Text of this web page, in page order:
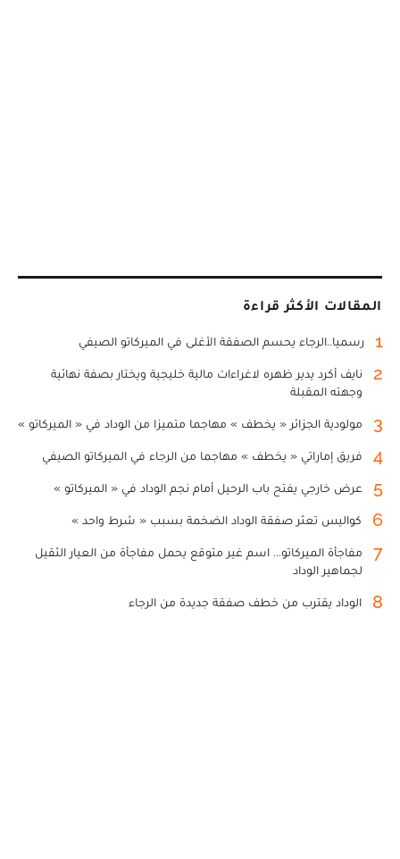
المقالات الأكثر قراءة
1 رسميا..الرجاء يحسم الصفقة الأغلى في الميركاتو الصيفي
2
نايف أكرد يدير ظهره لاغراءات مالية خليجية ويختار بصفة نهائية
وجهته المقبلة
3 مولودية الجزائر « يخطف » مهاجما متميزا من الوداد في « الميركاتو »
4 فريق إماراتي « يخطف » مهاجما من الرجاء في الميركاتو الصيفي
5 عرض خارجي يفتح باب الرحيل أمام نجم الوداد في « الميركاتو »
6 كواليس تعثر صفقة الوداد الضخمة بسبب « شرط واحد »
7
مفاجأة الميركاتو... اسم غير متوقع يحمل مفاجأة من العيار الثقيل
لجماهير الوداد
8 الوداد يقترب من خطف صفقة جديدة من الرجاء